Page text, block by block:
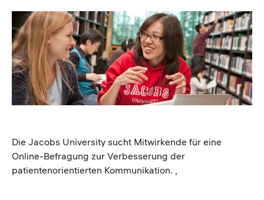
Image
Die Jacobs University sucht Mitwirkende für eine
Online-Befragung zur Verbesserung der
patientenorientierten Kommunikation. ,